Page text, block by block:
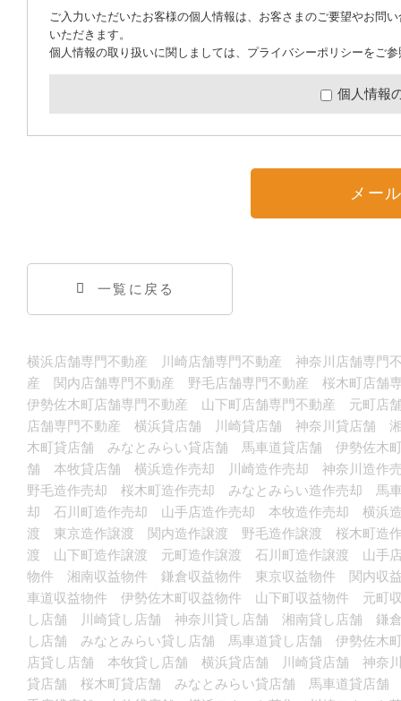
ご入力いただいたお客様の個人情報は、お客さまのご要望やお問
いただきます。
個人情報の取り扱いに関しましては、 プライバシーポリシーをご
個人情報
メー
一覧に戻る
横浜店舗専門不動産 川崎店舗専門不動産 神奈川店舗専門
産 関内店舗専門不動産 野毛店舗専門不動産 桜木町店舗
伊勢佐木町店舗専門不動産 山下町店舗専門不動産 元町
店舗専門不動産 横浜貸店舗 川崎貸店舗 神奈川貸店舗
木町貸店舗 みなとみらい貸店舗 馬車道貸店舗 伊勢佐
舗 本牧貸店舗 横浜造作売却 川崎造作売却 神奈川造
野毛造作売却 桜木町造作売却 みなとみらい造作売却 馬
却 石川町造作売却 山手店造作売却 本牧造作売却 横浜
渡 東京造作譲渡 関内造作譲渡 野毛造作譲渡 桜木町造
渡 山下町造作譲渡 元町造作譲渡 石川町造作譲渡 山手
物件 湘南収益物件 鎌倉収益物件 東京収益物件 関内収
車道収益物件 伊勢佐木町収益物件 山下町収益物件 元
し店舗 川崎貸し店舗 神奈川貸し店舗 湘南貸し店舗 鎌
し店舗 みなとみらい貸し店舗 馬車道貸し店舗 伊勢佐
店貸し店舗 本牧貸し店舗 横浜貸店舗 川崎貸店舗 神
貸店舗 桜木町貸店舗 みなとみらい貸店舗 馬車道貸店